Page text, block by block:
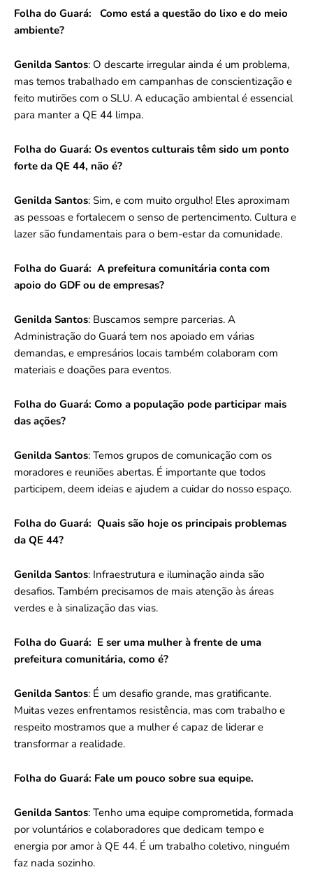
Folha do Guará: Como está a questão do lixo e do meio
ambiente?
Genilda Santos: O descarte irregular ainda é um problema,
mas temos trabalhado em campanhas de conscientização e
feito mutirões com o SLU. A educação ambiental é essencial
para manter a QE 44 limpa.
Folha do Guará: Os eventos culturais têm sido um ponto
forte da QE 44, não é?
Genilda Santos: Sim, e com muito orgulho! Eles aproximam
as pessoas e fortalecem o senso de pertencimento. Cultura e
lazer são fundamentais para o bem-estar da comunidade.
Folha do Guará: A prefeitura comunitária conta com
apoio do GDF ou de empresas?
Genilda Santos: Buscamos sempre parcerias. A
Administração do Guará tem nos apoiado em várias
demandas, e empresários locais também colaboram com
materiais e doações para eventos.
Folha do Guará: Como a população pode participar mais
das ações?
Genilda Santos: Temos grupos de comunicação com os
moradores e reuniões abertas. É importante que todos
participem, deem ideias e ajudem a cuidar do nosso espaço.
Folha do Guará: Quais são hoje os principais problemas
da QE 44?
Genilda Santos: Infraestrutura e iluminação ainda são
desafios. Também precisamos de mais atenção às áreas
verdes e à sinalização das vias.
Folha do Guará: E ser uma mulher à frente de uma
prefeitura comunitária, como é?
Genilda Santos: É um desafio grande, mas gratificante.
Muitas vezes enfrentamos resistência, mas com trabalho e
respeito mostramos que a mulher é capaz de liderar e
transformar a realidade.
Folha do Guará: Fale um pouco sobre sua equipe.
Genilda Santos: Tenho uma equipe comprometida, formada
por voluntários e colaboradores que dedicam tempo e
energia por amor à QE 44. É um trabalho coletivo, ninguém
faz nada sozinho.